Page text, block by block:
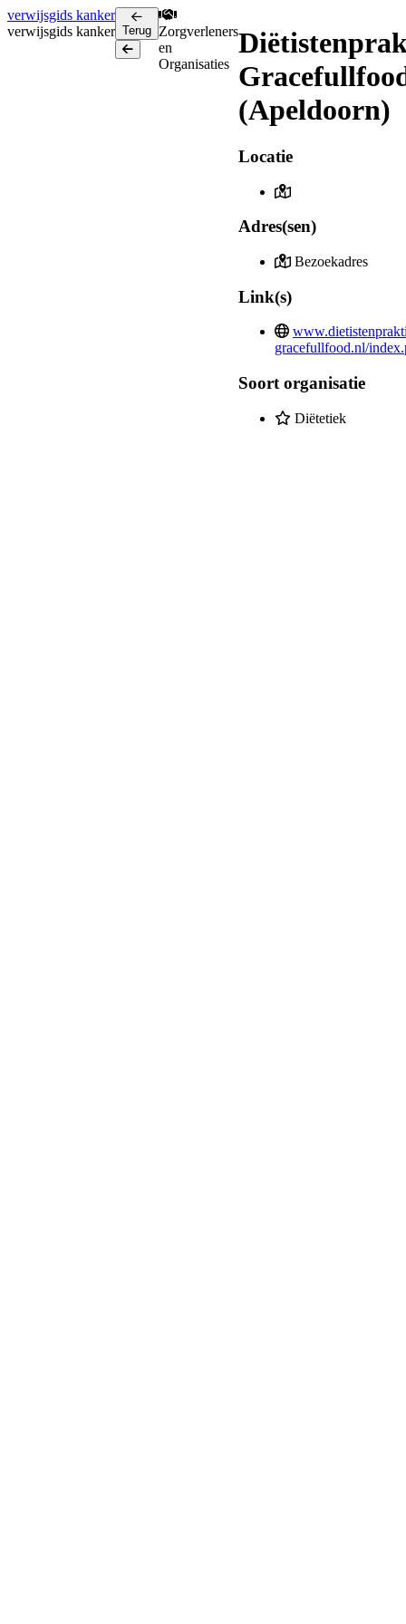
verwijsgids kanker
verwijsgids kanker Terug
Terug
Zorgverleners
en
Organisaties
(Apeldoorn)
Locatie
Adres(sen)
Bezoekadres
Link(s)
gracefullfood.nl/
Soort organisatie
Diëtetiek